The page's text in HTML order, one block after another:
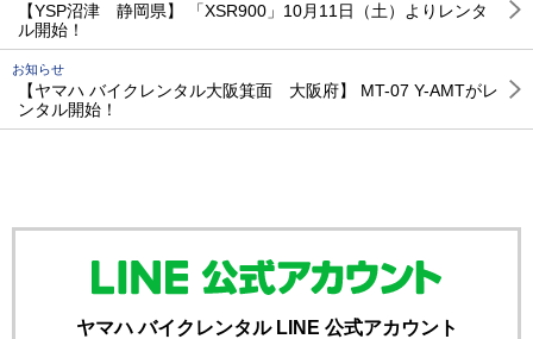
【YSP沼津 静岡県】 「XSR900」10月11日（土）よりレンタ
ル開始！
お知らせ
【ヤマハ バイクレンタル大阪箕面 大阪府】 MT-07 Y-AMTがレ
ンタル開始！
ヤマハ バイクレンタル LINE 公式アカウント